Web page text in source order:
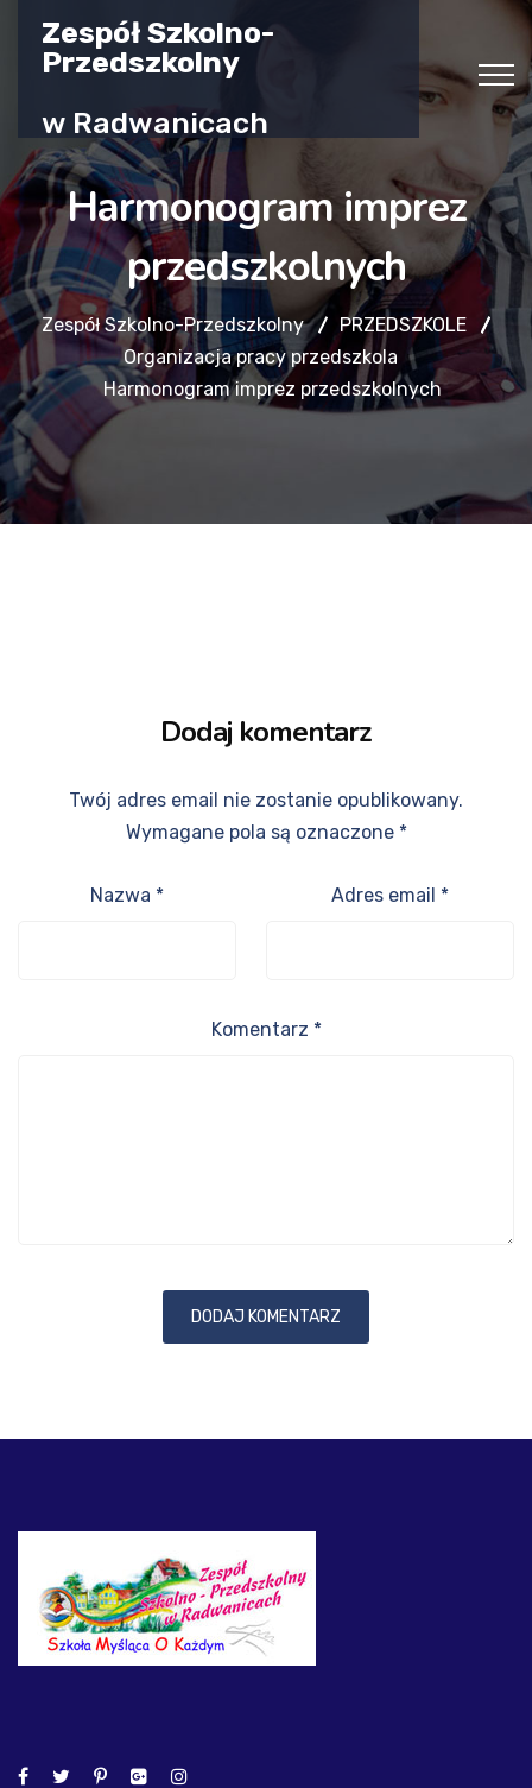
Zespół Szkolno-
Przedszkolny
w Radwanicach
Harmonogram imprez
przedszkolnych
Zespół Szkolno-Przedszkolny
PRZEDSZKOLE
Organizacja pracy przedszkola
Harmonogram imprez przedszkolnych
Dodaj komentarz
Twój adres email nie zostanie opublikowany.
Wymagane pola są oznaczone *
Nazwa * Adres email *
Komentarz *